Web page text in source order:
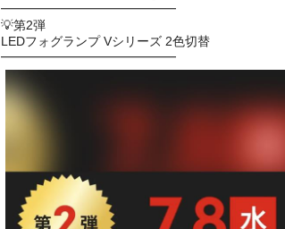
━━━━━━━━━━━━━━
💡第2弾
LEDフォグランプ Vシリーズ 2色切替
━━━━━━━━━━━━━━